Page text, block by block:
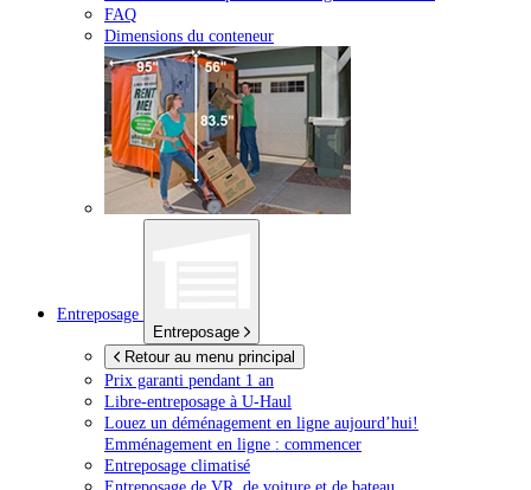
FAQ
Dimensions du conteneur
Entreposage
Entreposage
Retour au menu principal
Prix garanti pendant 1 an
Libre-entreposage à U-Haul
Louez un déménagement en ligne aujourd’hui!
Emménagement en ligne : commencer
Entreposage climatisé
Entreposage de VR, de voiture et de bateau